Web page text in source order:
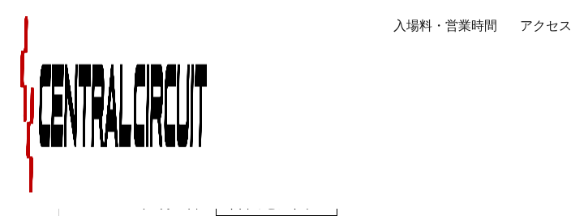
入場料・営業時間 アクセス
１１月１日（木）のセントラルサーキット